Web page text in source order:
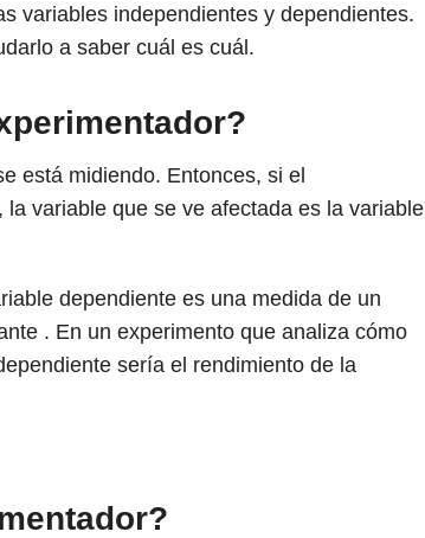
variables independientes y dependientes.
a saber cuál es cuál.
está midiendo. Entonces, si el
variable que se ve afectada es la variable
dependiente es una medida de un
. En un experimento que analiza cómo
sería el rendimiento de la